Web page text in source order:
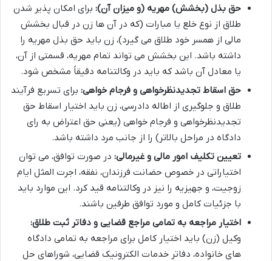
حق بذل (بخشش) مهریه (و میزان آن): برای امکان پذیر شدن
طلاق از نوع خلع یا مبارات (که در آن ها زن در قبال بخشش
مالی از همسر خود طلاق می گیرد)، زن باید حق بذل مهریه را
داشته باشد. این بخشش می تواند تمام مهریه، قسمتی از آن،
یا معادل آن باشد که باید در وکالتنامه دقیقاً مشخص شود.
حق اسقاط تجدیدنظرخواهی و فرجام خواهی: برای تسریع فرآیند
طلاق و جلوگیری از اطاله دادرسی، زن باید اختیار اسقاط حق
تجدیدنظرخواهی و فرجام خواهی (یعنی حق اعتراض به رای
دادگاه در مراحل بالاتر) را از جانب مرد داشته باشد.
تعیین تکلیف امور مالی و غیرمالی: در صورت توافق، می توان
اختیاراتی در خصوص حضانت فرزندان، نفقه، اجرت المثل ایام
زوجیت، و جهیزیه را نیز در وکالتنامه قید کرد. این موارد باید
با جزئیات کامل و مورد توافق طرفین باشند.
اختیار مراجعه به تمامی مراجع قضایی و دفاتر ثبت طلاق:
وکیل (زن) باید اختیار کامل برای مراجعه به تمامی دادگاه
های خانواده، دفاتر خدمات الکترونیک قضایی، شوراهای حل